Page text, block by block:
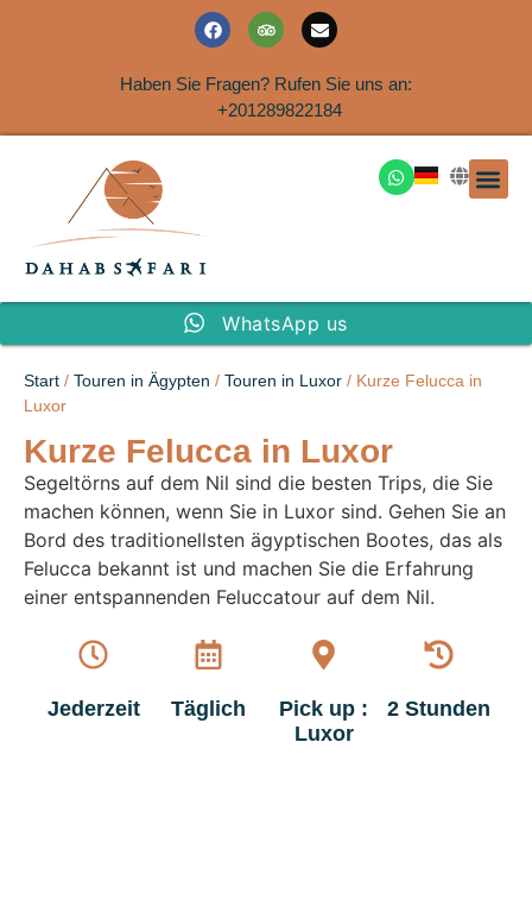
Haben Sie Fragen? Rufen Sie uns an:
+201289822184
WhatsApp us
Start / Touren in Ägypten / Touren in Luxor / Kurze Felucca in
Luxor
Kurze Felucca in Luxor
Segeltörns auf dem Nil sind die besten Trips, die Sie
machen können, wenn Sie in Luxor sind. Gehen Sie an
Bord des traditionellsten ägyptischen Bootes, das als
Felucca bekannt ist und machen Sie die Erfahrung
einer entspannenden Feluccatour auf dem Nil.
Jederzeit Täglich
Pick up :
Luxor
2 Stunden